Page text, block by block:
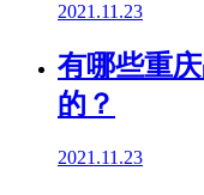
2021.11.23
有哪些重
的？
2021.11.23